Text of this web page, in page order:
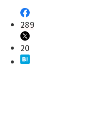
289
20